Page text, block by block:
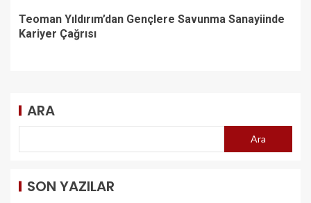
Teoman Yıldırım’dan Gençlere Savunma Sanayiinde
Kariyer Çağrısı
ARA
Ara
SON YAZILAR